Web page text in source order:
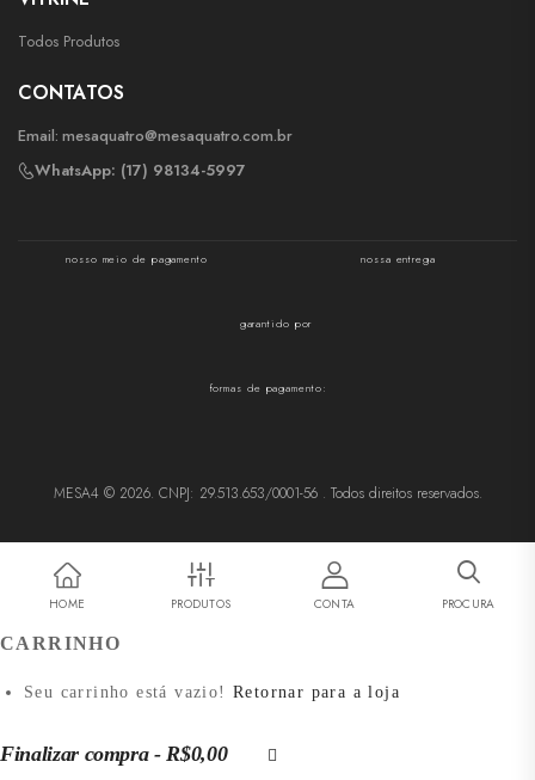
Todos Produtos
CONTATOS
Email: mesaquatro@mesaquatro.com.br
WhatsApp: (17) 98134-5997
nosso meio de pagamento nossa entrega
garantido por
formas de pagamento:
MESA4 © 2026. CNPJ: 29.513.653/0001-56 . Todos direitos reservados.
HOME PRODUTOS CONTA PROCURA
CARRINHO
Seu carrinho está vazio! Retornar para a loja
Finalizar compra - R$0,00